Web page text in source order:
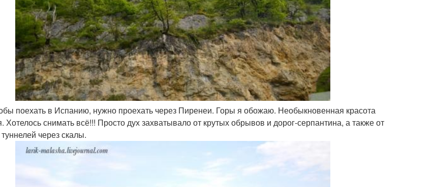
поехать в Испанию, нужно проехать через Пиренеи. Горы я обожаю. Необыкновенная красота
Хотелось снимать всё!!! Просто дух захватывало от крутых обрывов и дорог-серпантина, а также от
через скалы.